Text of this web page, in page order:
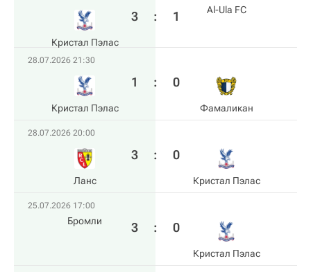
Кристал Пэлас
3 : 1 Al-Ula FC
28.07.2026 21:30
Кристал Пэлас
1 : 0
Фамаликан
28.07.2026 20:00
Ланс
3 : 0
Кристал Пэлас
25.07.2026 17:00
Бромли 3 : 0
Кристал Пэлас